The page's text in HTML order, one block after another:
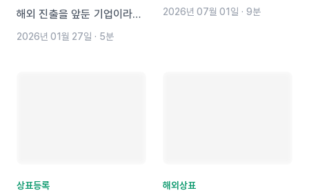
해외 진출을 앞둔 기업이라면
국내 상표등록만으로는 충분
2026년 01월 27일 · 5분
2026년 07월 01일 · 9분
상표등록 해외상표